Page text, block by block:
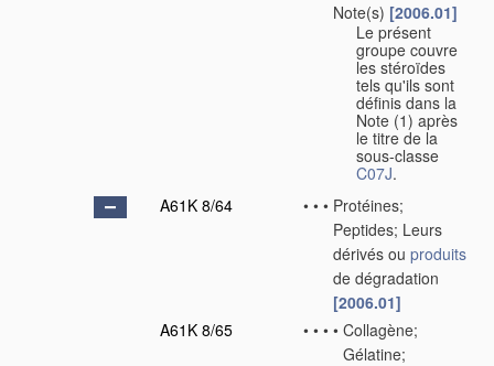
Note(s) [2006.01]
Le présent
groupe couvre
les stéroïdes
tels qu'ils sont
définis dans la
Note (1) après
le titre de la
sous-classe
C07J.
A61K 8/64
• • • Protéines;
Peptides; Leurs
dérivés ou produits
de dégradation
[2006.01]
A61K 8/65
• • • • Collagène;
Gélatine;